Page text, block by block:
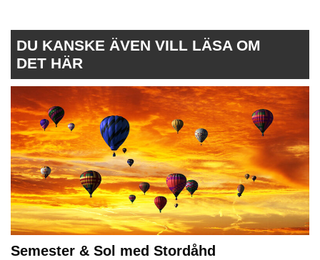
DU KANSKE ÄVEN VILL LÄSA OM
DET HÄR
Semester & Sol med Stordåhd